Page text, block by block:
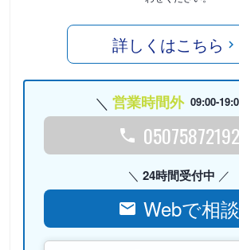
詳しくはこちら
営業時間外 09:00-
05075872192
24時間受付中
Webで相談